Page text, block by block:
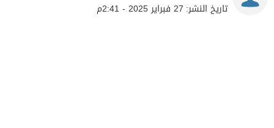
تاريخ النشر: 27 فبراير 2025 - 2:41م